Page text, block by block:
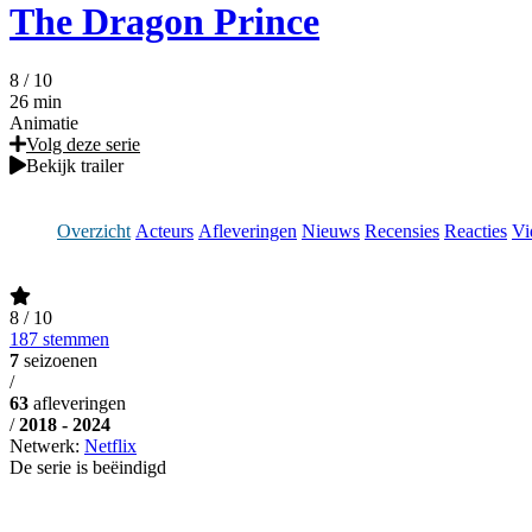
The Dragon Prince
8 / 10
26 min
Animatie
Volg deze serie
Bekijk trailer
Overzicht Acteurs Afleveringen Nieuws Recensies Reacties
8 / 10
187 stemmen
7 seizoenen
/
63 afleveringen
/ 2018 - 2024
Netwerk: Netflix
De serie is beëindigd